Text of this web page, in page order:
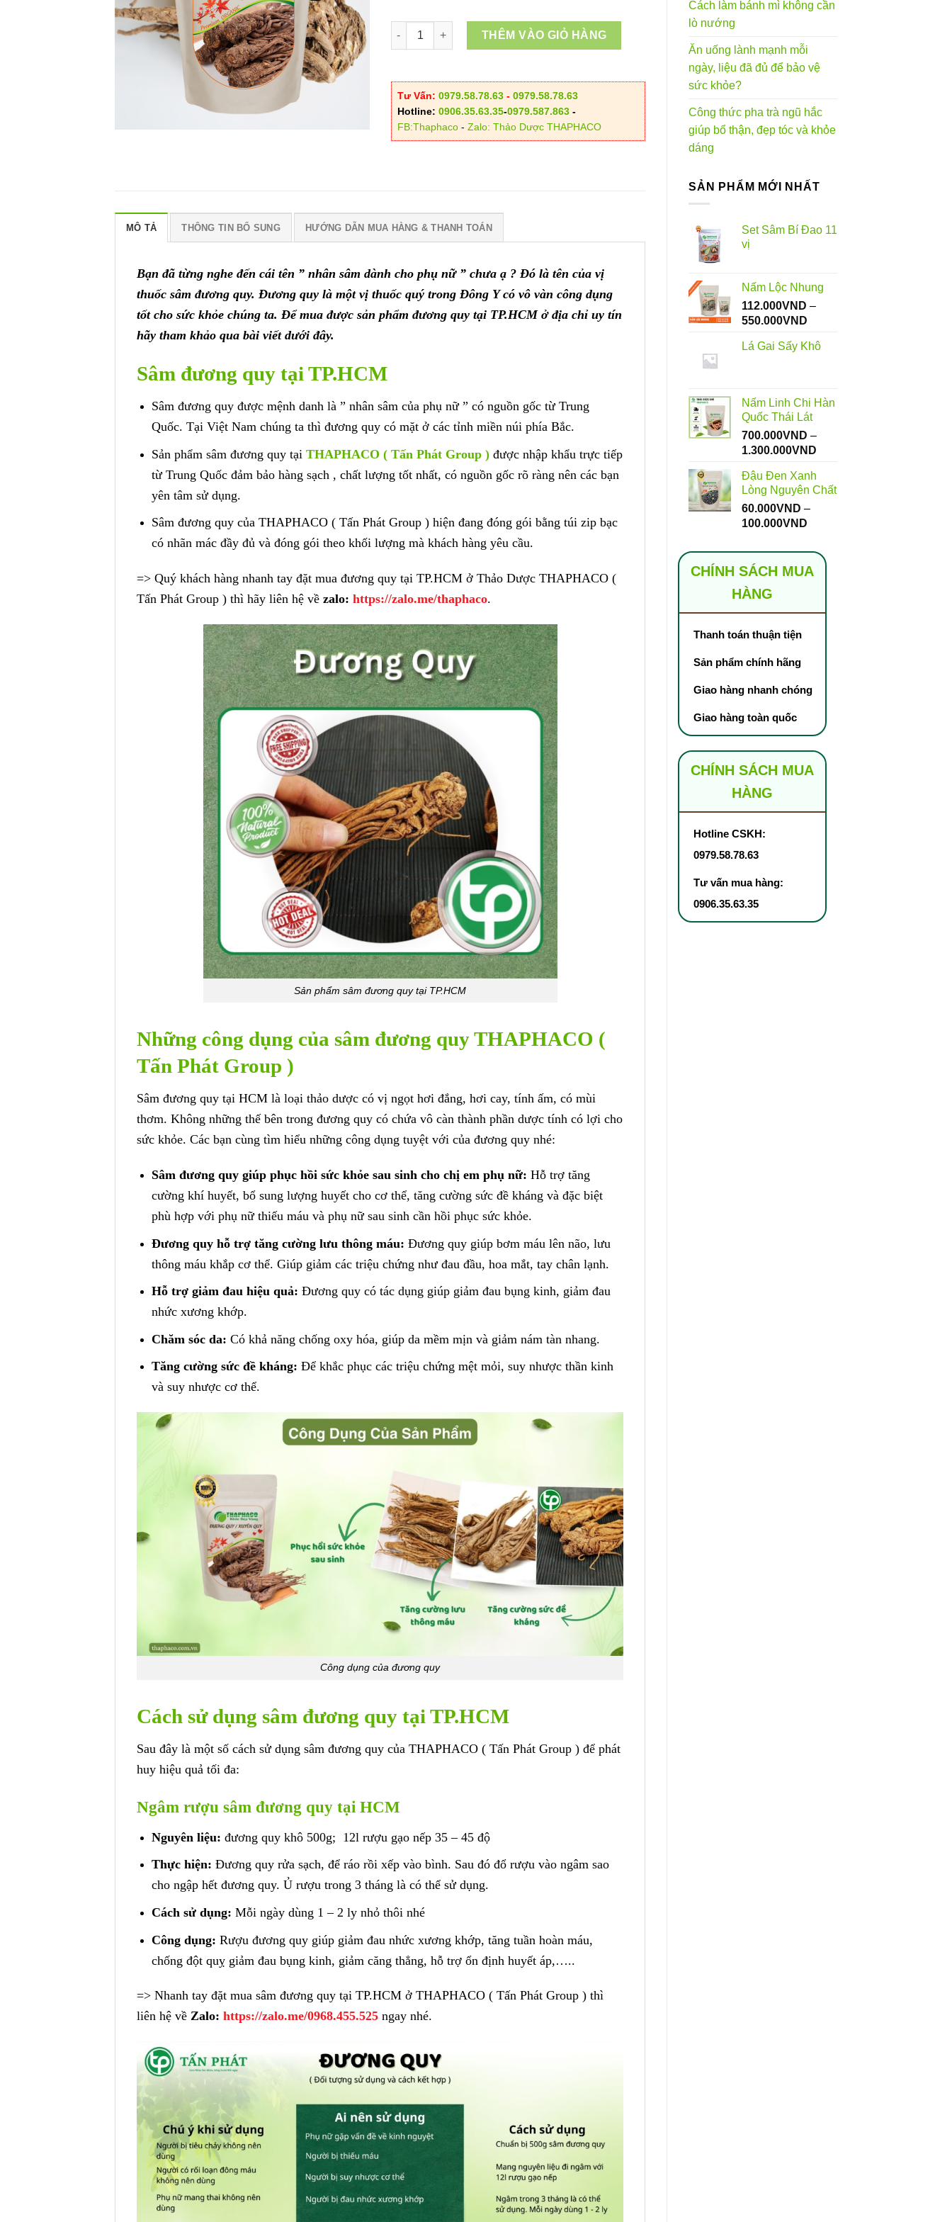
Cách làm bánh mì không cần
lò nướng
Ăn uống lành mạnh mỗi
ngày, liệu đã đủ để bảo vệ
sức khỏe?
Công thức pha trà ngũ hắc
giúp bổ thận, đẹp tóc và khỏe
dáng
SẢN PHẨM MỚI NHẤT
Set Sâm Bí Đao 11
vị
Nấm Lộc Nhung
112.000VND –
550.000VND
từ
Lá Gai Sấy Khô
Nấm Linh Chi Hàn
Quốc Thái Lát
700.000VND –
1.300.000VND
700.000VND
Đậu Đen Xanh
Lòng Nguyên Chất
60.000VND –
100.000VND
từ
60.000VND
CHÍNH SÁCH MUA
HÀNG
Thanh toán thuận tiện
Sản phẩm chính hãng
Giao hàng nhanh chóng
Giao hàng toàn quốc
CHÍNH SÁCH MUA
HÀNG
Hotline CSKH:
0979.58.78.63
Tư vấn mua hàng:
0906.35.63.35
đến
850.000VND
Địa Chỉ Bán Đương Quy Tại TP.HCM số lượng
THÊM VÀO GIỎ HÀNG
Tư Vấn: 0979.58.78.63- 0979.58.78.63
Hotline: 0906.35.63.35-0979.587.863-
FB:Thaphaco- Zalo: Thảo Dược THAPHACO
MÔ TẢ THÔNG TIN BỔ SUNG HƯỚNG DẪN MUA HÀNG & THANH TOÁN
Bạn đã từng nghe đến cái tên ” nhân sâm dành cho phụ nữ ” chưa ạ ? Đó là tên của vị
thuốc sâm đương quy. Đương quy là một vị thuốc quý trong Đông Y có vô vàn công dụng
tốt cho sức khỏe chúng ta. Để mua được sản phẩm đương quy tại TP.HCM ở địa chỉ uy tín
hãy tham khảo qua bài viết dưới đây.
Sâm đương quy tại TP.HCM
Sâm đương quy được mệnh danh là ” nhân sâm của phụ nữ ” có nguồn gốc từ Trung
Quốc. Tại Việt Nam chúng ta thì đương quy có mặt ở các tỉnh miền núi phía Bắc.
Sản phẩm sâm đương quy tại THAPHACO ( Tấn Phát Group )được nhập khẩu trực tiếp
từ Trung Quốc đảm bảo hàng sạch , chất lượng tốt nhất, có nguồn gốc rõ ràng nên các bạn
yên tâm sử dụng.
Sâm đương quy của THAPHACO ( Tấn Phát Group ) hiện đang đóng gói bằng túi zip bạc
có nhãn mác đầy đủ và đóng gói theo khối lượng mà khách hàng yêu cầu.
=> Quý khách hàng nhanh tay đặt mua đương quy tại TP.HCM ở Thảo Dược THAPHACO (
Tấn Phát Group ) thì hãy liên hệ về zalo: https://zalo.me/thaphaco.
Sản phẩm sâm đương quy tại TP.HCM
Những công dụng của sâm đương quy THAPHACO (
Tấn Phát Group )
Sâm đương quy tại HCM là loại thảo dược có vị ngọt hơi đắng, hơi cay, tính ấm, có mùi
thơm. Không những thế bên trong đương quy có chứa vô càn thành phần dược tính có lợi cho
sức khỏe. Các bạn cùng tìm hiểu những công dụng tuyệt với của đương quy nhé:
Sâm đương quy giúp phục hồi sức khỏe sau sinh cho chị em phụ nữ: Hỗ trợ tăng
cường khí huyết, bổ sung lượng huyết cho cơ thể, tăng cường sức đề kháng và đặc biệt
phù hợp với phụ nữ thiếu máu và phụ nữ sau sinh cần hồi phục sức khỏe.
Đương quy hỗ trợ tăng cường lưu thông máu: Đương quy giúp bơm máu lên não, lưu
thông máu khắp cơ thể. Giúp giảm các triệu chứng như đau đầu, hoa mắt, tay chân lạnh.
Hỗ trợ giảm đau hiệu quả: Đương quy có tác dụng giúp giảm đau bụng kinh, giảm đau
nhức xương khớp.
Chăm sóc da: Có khả năng chống oxy hóa, giúp da mềm mịn và giảm nám tàn nhang.
Tăng cường sức đề kháng: Để khắc phục các triệu chứng mệt mỏi, suy nhược thần kinh
và suy nhược cơ thể.
Công dụng của đương quy
Cách sử dụng sâm đương quy tại TP.HCM
Sau đây là một số cách sử dụng sâm đương quy của THAPHACO ( Tấn Phát Group ) để phát
huy hiệu quả tối đa:
Ngâm rượu sâm đương quy tại HCM
Nguyên liệu: đương quy khô 500g; 12l rượu gạo nếp 35 – 45 độ
Thực hiện: Đương quy rửa sạch, để ráo rồi xếp vào bình. Sau đó đổ rượu vào ngâm sao
cho ngập hết đương quy. Ủ rượu trong 3 tháng là có thể sử dụng.
Cách sử dụng: Mỗi ngày dùng 1 – 2 ly nhỏ thôi nhé
Công dụng: Rượu đương quy giúp giảm đau nhức xương khớp, tăng tuần hoàn máu,
chống đột quỵ giảm đau bụng kinh, giảm căng thẳng, hỗ trợ ổn định huyết áp,…..
=> Nhanh tay đặt mua sâm đương quy tại TP.HCM ở THAPHACO ( Tấn Phát Group ) thì
liên hệ về Zalo: https://zalo.me/0968.455.525 ngay nhé.